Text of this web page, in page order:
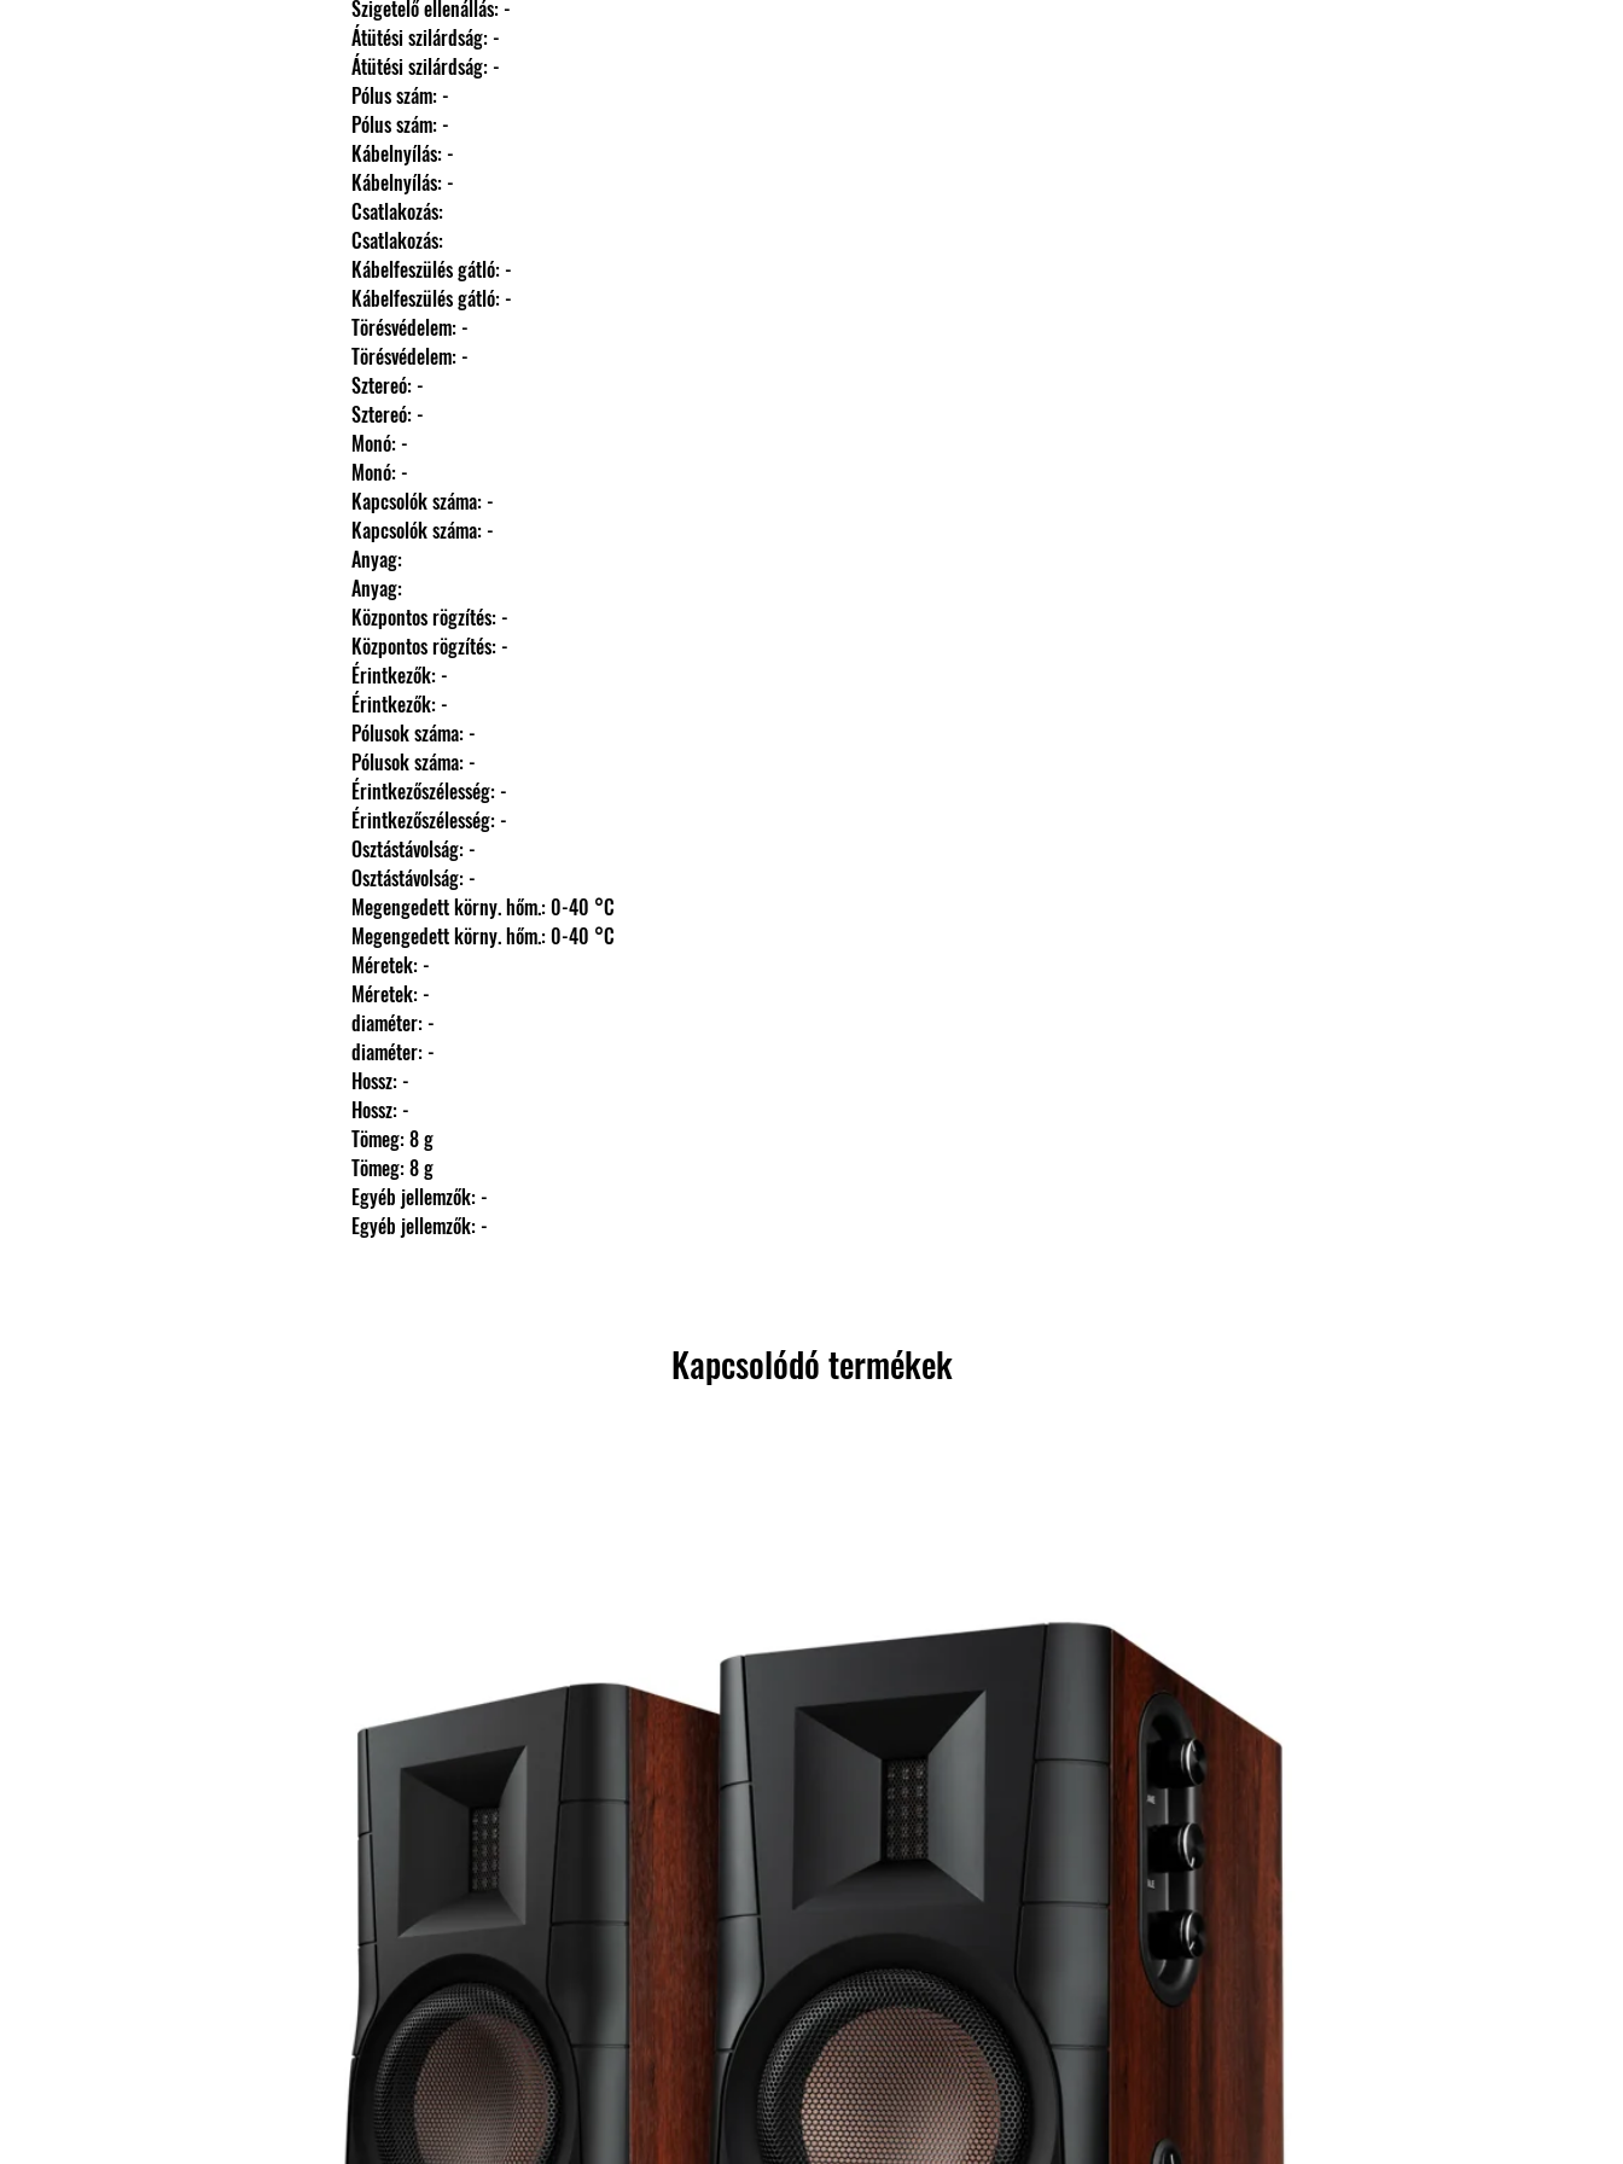
                Szigetelő ellenállás: -
                Átütési szilárdság: -
                Átütési szilárdság: -
                Pólus szám: -
                Pólus szám: -
                Kábelnyílás: -
                Kábelnyílás: -
                Csatlakozás:
                Csatlakozás:
                Kábelfeszülés gátló: -
                Kábelfeszülés gátló: -
                Törésvédelem: -
                Törésvédelem: -
                Sztereó: -
                Sztereó: -
                Monó: -
                Monó: -
                Kapcsolók száma: -
                Kapcsolók száma: -
                Anyag:
                Anyag:
                Központos rögzítés: -
                Központos rögzítés: -
                Érintkezők: -
                Érintkezők: -
                Pólusok száma: -
                Pólusok száma: -
                Érintkezőszélesség: -
                Érintkezőszélesség: -
                Osztástávolság: -
                Osztástávolság: -
                Megengedett körny. hőm.: 0-40 °C
                Megengedett körny. hőm.: 0-40 °C
                Méretek: -
                Méretek: -
                diaméter: -
                diaméter: -
                Hossz: -
                Hossz: -
                Tömeg: 8 g
                Tömeg: 8 g
                Egyéb jellemzők: -
                Egyéb jellemzők: -
Kapcsolódó termékek